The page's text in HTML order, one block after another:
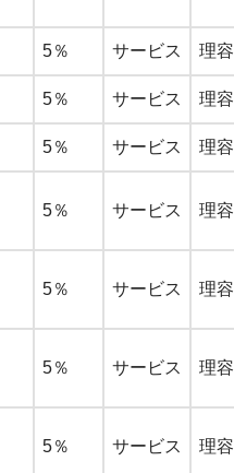
5％ サービス 理
5％ サービス 理
5％ サービス 理
5％ サービス 理
5％ サービス 理
5％ サービス 理
5％ サービス 理